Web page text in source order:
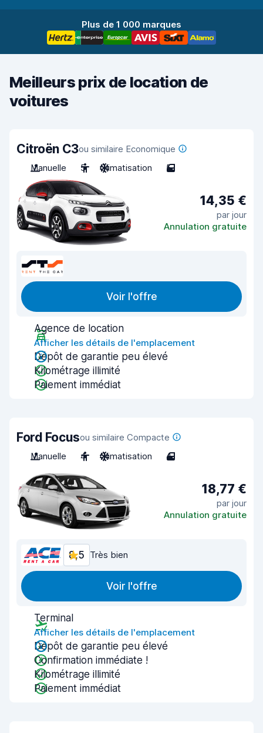
Plus de 1 000 marques
Meilleurs prix de location de
voitures
Citroën C3ou similaire Economique
Manuelle
5 Climatisation 5
14,35 €
par jour
Annulation gratuite
Voir l'offre
Agence de location
Afficher les détails de l'emplacement
Dépôt de garantie peu élevé
Kilométrage illimité
Paiement immédiat
Ford Focusou similaire Compacte
Manuelle
4 Climatisation 4
18,77 €
par jour
Annulation gratuite
8,5 Très bien
Voir l'offre
Terminal
Afficher les détails de l'emplacement
Dépôt de garantie peu élevé
Confirmation immédiate !
Kilométrage illimité
Paiement immédiat